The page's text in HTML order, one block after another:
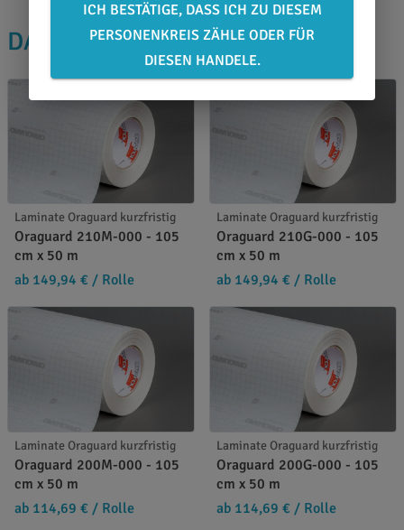
DAS PASST DAZU
Laminate Oraguard kurzfristig
Oraguard 210M-000 - 105
cm x 50 m
ab 149,94 € / Rolle
Laminate Oraguard kurzfristig
Oraguard 210G-000 - 105
cm x 50 m
ab 149,94 € / Rolle
Laminate Oraguard kurzfristig
Oraguard 200M-000 - 105
cm x 50 m
ab 114,69 € / Rolle
Laminate Oraguard kurzfristig
Oraguard 200G-000 - 105
cm x 50 m
ab 114,69 € / Rolle
ICH BESTÄTIGE, DASS ICH ZU DIESEM
PERSONENKREIS ZÄHLE ODER FÜR
DIESEN HANDELE.